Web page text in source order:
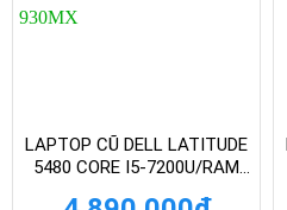
LAPTOP CŨ DELL LATITUDE
5480 CORE I5-7200U/RAM